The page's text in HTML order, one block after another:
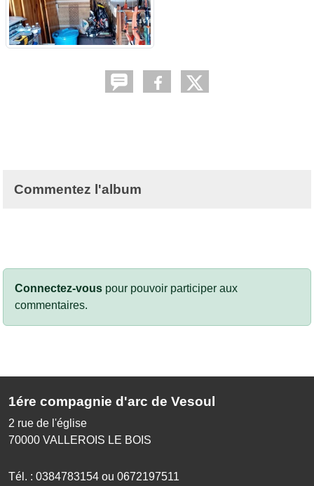
Commentez l'album
Connectez-vous pour pouvoir participer aux
commentaires.
1ére compagnie d'arc de Vesoul
2 rue de l'église
70000 VALLEROIS LE BOIS
Tél. : 0384783154 ou 0672197511